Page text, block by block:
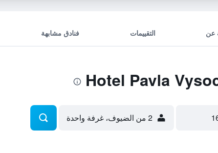
عن التقييمات فنادق مشابهة
2 من الضيوف، غرفة واحدة